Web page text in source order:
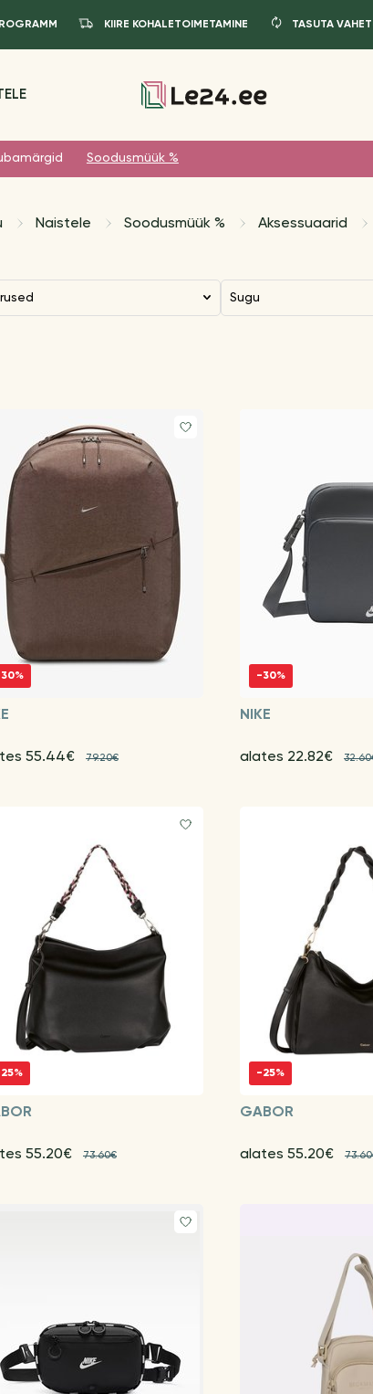
KIIRE KOHALETOIMETAMINE TASUTA
Soodusmüük %
Naistele Soodusmüük % Aksessuaarid
Sugu
55.44€ 79.20€
-30%
NIKE
alates 22.82€
55.20€ 73.60€
-25%
GABOR
alates 55.20€